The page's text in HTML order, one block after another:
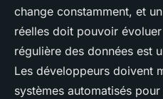
change constamment, et
réelles doit pouvoir
régulière des données est
Les développeurs doivent
systèmes automatisés